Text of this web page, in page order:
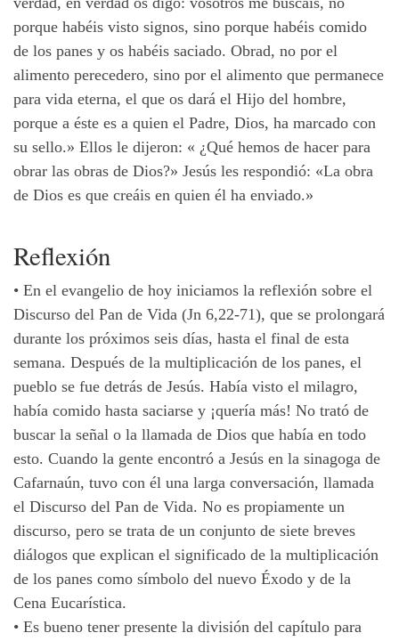
porque habéis visto signos, sino porque habéis comido
de los panes y os habéis saciado. Obrad, no por el
alimento perecedero, sino por el alimento que permanece
para vida eterna, el que os dará el Hijo del hombre,
porque a éste es a quien el Padre, Dios, ha marcado con
su sello.» Ellos le dijeron: « ¿Qué hemos de hacer para
obrar las obras de Dios?» Jesús les respondió: «La obra
de Dios es que creáis en quien él ha enviado.»
Reflexión
• En el evangelio de hoy iniciamos la reflexión sobre el
Discurso del Pan de Vida (Jn 6,22-71), que se prolongará
durante los próximos seis días, hasta el final de esta
semana. Después de la multiplicación de los panes, el
pueblo se fue detrás de Jesús. Había visto el milagro,
había comido hasta saciarse y ¡quería más! No trató de
buscar la señal o la llamada de Dios que había en todo
esto. Cuando la gente encontró a Jesús en la sinagoga de
Cafarnaún, tuvo con él una larga conversación, llamada
el Discurso del Pan de Vida. No es propiamente un
discurso, pero se trata de un conjunto de siete breves
diálogos que explican el significado de la multiplicación
de los panes como símbolo del nuevo Éxodo y de la
Cena Eucarística.
• Es bueno tener presente la división del capítulo para